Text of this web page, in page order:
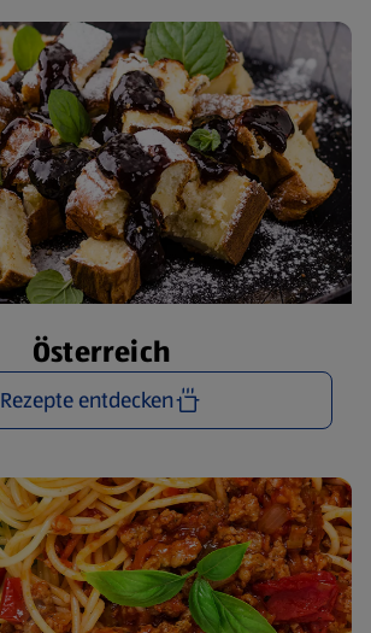
Österreich
Rezepte entdecken